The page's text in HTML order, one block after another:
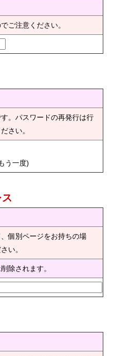
ご注意ください。
。パスワードの再発行は行
さい。
う一度)
個別ページをお持ちの場
い。
除されます。